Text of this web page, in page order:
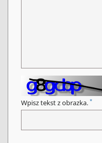
Wpisz tekst z obrazka. *